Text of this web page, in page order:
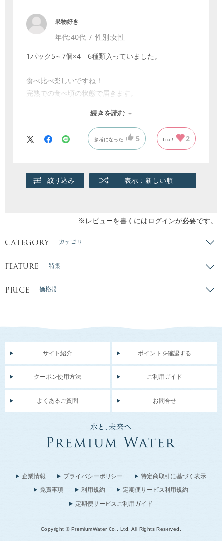
果物好き
年代:40代 性別:女性
1パック5～7個×4 6種類入っていました。
食べ比べ楽しいですね！
完熟での食べ頃の状態で届きます。
て、種類の多さに驚きつつ、説明の紙を見ながら甘
味、酸味食感の違いを楽しめます。
続きを読む
参考になった 5 Like! 2
絞り込み 表示：新しい順
※レビューを書くにはログインが必要です。
CATEGORY カテゴリ
FEATURE 特集
PRICE 価格帯
サイト紹介 ポイントを確認する
クーポン使用方法 ご利用ガイド
よくあるご質問 お問合せ
企業情報 プライバシーポリシー
特定商取引に基づく表示
免責事項
利用規約
定期便サービス利用規約
定期便サービスご利用ガイド
Copyright © PremiumWater Co., Ltd. All Rights Reserved.